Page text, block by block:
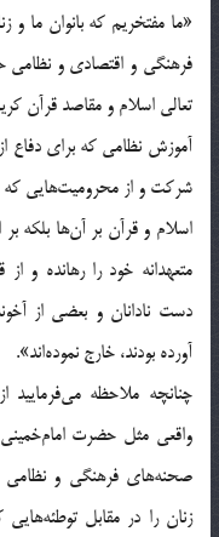
«ما مفتخريم که بانوان ما
فرهنگي و اقتصادي و نظامي
تعالي اسلام و مقاصد قرآن
آموزش نظامي ‌که براي دفاع
شرکت و از محروميت‌هايي که
اسلام و قرآن بر آن‌ها بلکه
متعهدانه خود را رهانده و
دست نادانان و بعضي از
آورده بودند، خارج نموده‌اند».
چنانچه ملاحظه
واقعي مثل حضرت
صحنه‌هاي فرهنگي و نظامي
زنان را در مقابل